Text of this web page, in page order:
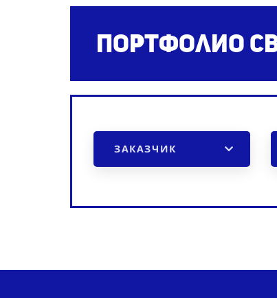
Портфолио
ЗАКАЗЧИК